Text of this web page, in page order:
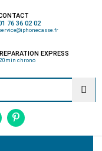
76 36 02 02
REPARATION EXPRESS
20min chrono